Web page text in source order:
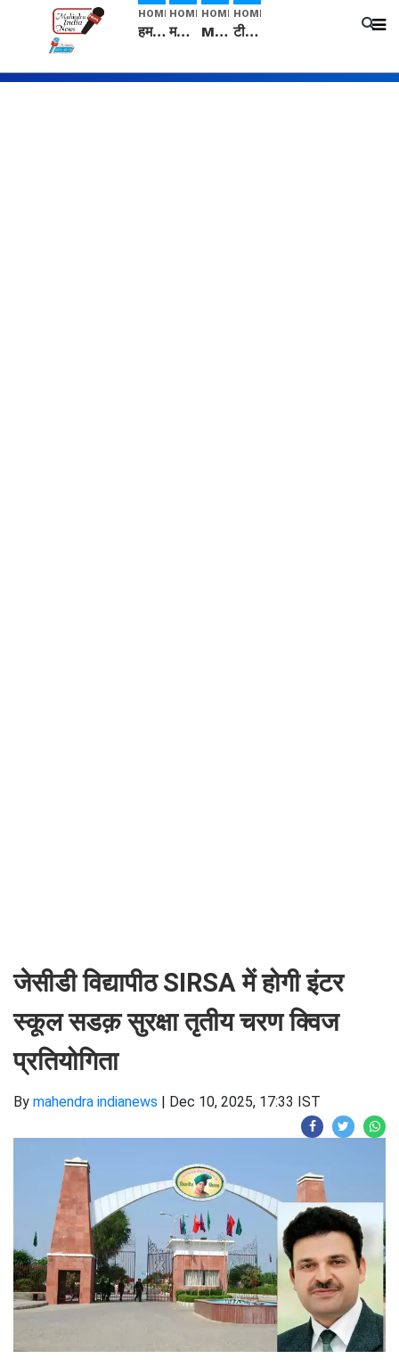
HOME
हम सनातनी..." सांसद kangana Ranaut से क्या बोली लड़की? Viral Jantar-Mantar | CJP protest
HOME
मनीषा हत्याकांड: हत्या, आत्महत्या या कोई बड़ा राज? | Full Story | Josh Haryana
HOME
Mangalsutra: हिंदू धर्म में शादी के बाद मंगलसूत्र क्यों पहनती है महिलाएं, किसने शुरु की ये परंपरा
HOME
टीम बीकेई ने एग्रीकल्चर ग्रेड की यूरिया खाद गट्टों में बदलकर टेक्निकल ग्रेड में बेचने वालों पर करवाई कार्रवाई: लखविंदर सिंह औलख
जेसीडी विद्यापीठ SIRSA में होगी इंटर
स्कूल सडक़ सुरक्षा तृतीय चरण क्विज
प्रतियोगिता
By mahendra indianews | Dec 10, 2025, 17:33 IST